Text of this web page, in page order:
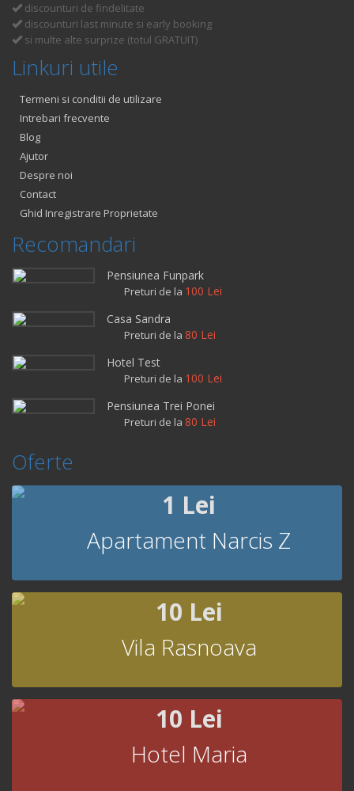
discounturi de findelitate
discounturi last minute si early booking
si multe alte surprize (totul GRATUIT)
Linkuri utile
Termeni si conditii de utilizare
Intrebari frecvente
Blog
Ajutor
Despre noi
Contact
Ghid Inregistrare Proprietate
Recomandari
Pensiunea Funpark
Preturi de la 100 Lei
Casa Sandra
Preturi de la 80 Lei
Hotel Test
Preturi de la 100 Lei
Pensiunea Trei Ponei
Preturi de la 80 Lei
Oferte
1 Lei
Apartament Narcis Z
10 Lei
Vila Rasnoava
10 Lei
Hotel Maria